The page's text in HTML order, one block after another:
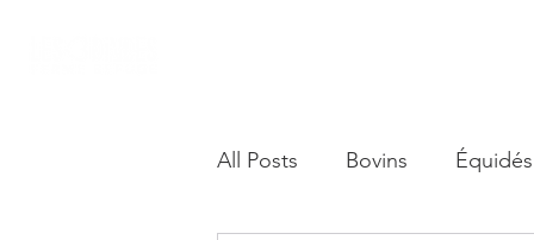
All Posts Bovins Équidés